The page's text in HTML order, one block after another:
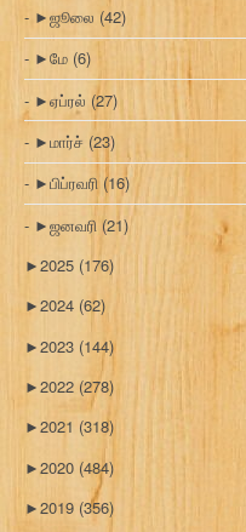
►ஜூலை (42)
►மே (6)
►ஏப்ரல் (27)
►மார்ச் (23)
►பிப்ரவரி (16)
►ஜனவரி (21)
►2025 (176)
►2024 (62)
►2023 (144)
►2022 (278)
►2021 (318)
►2020 (484)
►2019 (356)